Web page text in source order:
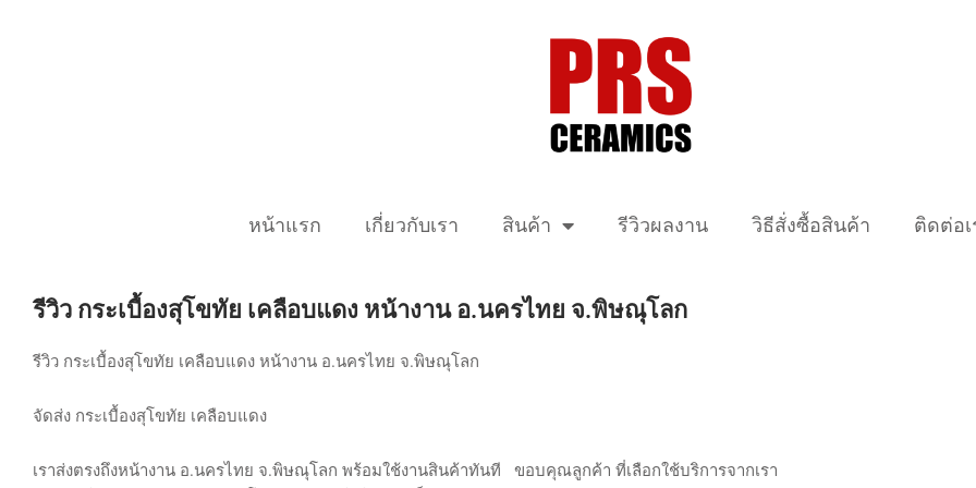
หน้าแรก เกี่ยวกับเรา สินค้า รีวิวผลงาน วิธีสั่งซื้อสินค้า ติดต่อเ
รีวิว กระเบื้องสุโขทัย เคลือบแดง หน้างาน อ.นครไทย จ.พิษณุโลก
รีวิว กระเบื้องสุโขทัย เคลือบแดง หน้างาน อ.นครไทย จ.พิษณุโลก
จัดส่ง กระเบื้องสุโขทัย เคลือบแดง
เราส่งตรงถึงหน้างาน อ.นครไทย จ.พิษณุโลก พร้อมใช้งานสินค้าทันที ขอบคุณลูกค้า ที่เลือกใช้บริการจากเรา